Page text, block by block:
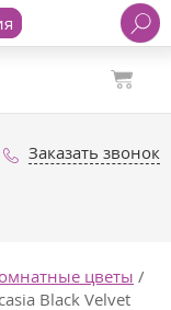
Заказать звонок
цветы /
Black Velvet